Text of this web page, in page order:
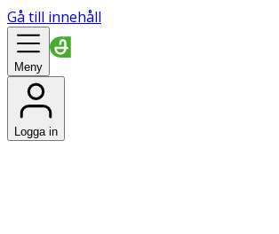
Gå till innehåll
Meny
Logga in